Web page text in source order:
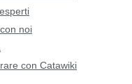
noi
con Catawiki